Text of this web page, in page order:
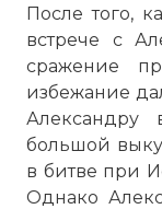
После того,
встрече с
сражение
избежание
Александру
большой
в битве при
Однако